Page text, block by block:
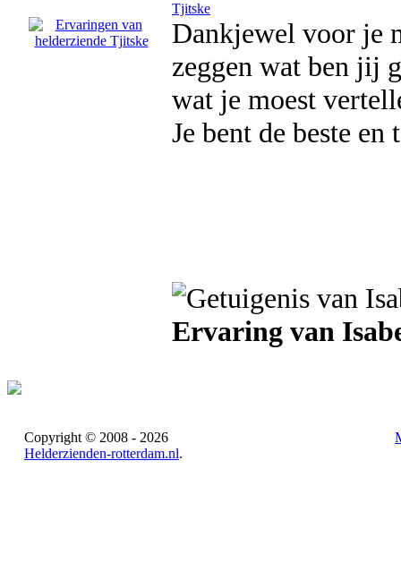
Tjitske
Dankjewel voor je
zeggen wat ben jij
wat je moest
Je bent de beste
Ervaring van
Copyright © 2008 - 2026
Helderzienden-rotterdam.nl.